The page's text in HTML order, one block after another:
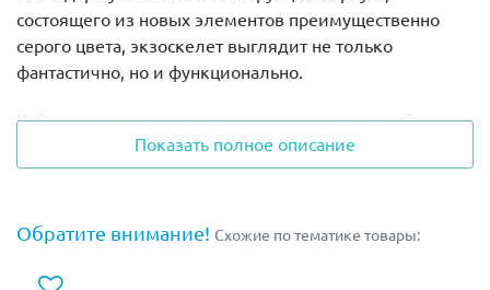
состоящего из новых элементов преимущественно
серого цвета, экзоскелет выглядит не только
фантастично, но и функционально.
Кабина астронавта, предназначенная для одной
минифигурки, усилена дополнительным трубчатым
каркасом, повышающим безопасность. Верхняя часть
точности повторять движения человеческого тела.
вращаются, а пальцы сжимаются и разжимаются.
Показать полное описание
Обратите внимание! Схожие по тематике товары: